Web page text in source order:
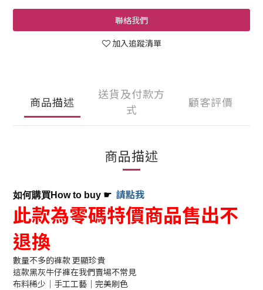
聯絡我們
加入追蹤清單
商品描述
送貨及付款方
式
顧客評價
商品描述
如何購買How to buy ☛ 請點我
此款為零碼特價商品售出不
退換
數量不多的褲款 更顯珍貴
這款黑灰牛仔褲在我們賣場不常見
布料稀少｜手工工藝｜完美刷色